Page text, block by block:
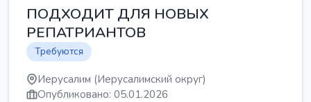
ПОДХОДИТ ДЛЯ НОВЫХ
РЕПАТРИАНТОВ
Требуются
Иерусалим (Иерусалимский округ)
Опубликовано: 05.01.2026